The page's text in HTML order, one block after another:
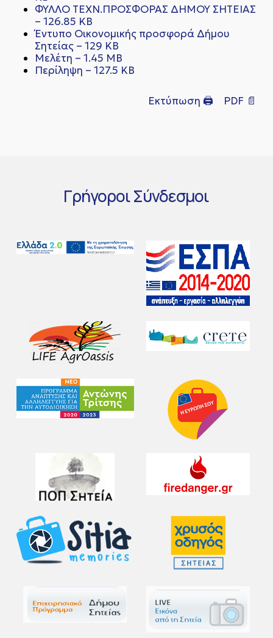
ΦΥΛΛΟ ΤΕΧΝ.ΠΡΟΣΦΟΡΑΣ ΔΗΜΟΥ ΣΗΤΕΙΑΣ
– 126.85 KB
Έντυπο Οικονομικής προσφορά Δήμου
Σητείας – 129 KB
Μελέτη – 1.45 MB
Περίληψη – 127.5 KB
Εκτύπωση 🖨 PDF 📄
ΓρήγοροιΣύνδεσμοι